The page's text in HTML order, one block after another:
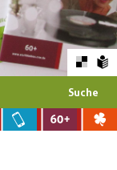
Suche